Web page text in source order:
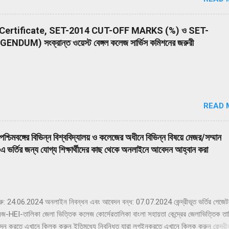
of 200 multiple-choice questions (four options with a single
and Biology (Botany & Zoology). 50 questions in each subject
and B). The duration of the Examination will be 200 minutes (03
05:20 PM (IST). Drawing from the NEP 2020, the NEET (UG) – 2024
SET-2014 CUT-OFF MARKS (%) ও SET-
সংক্রান্ত ওয়েস্ট বেঙ্গল কলেজ সার্ভিস কমিশনের জরুরী
READ
বিভিন্ন বিশ্ববিদ্যালয় ও কলেজের অধীনে বিভিন্ন বিষয়ে মেজর/সম্মান
জন্য যোগ্য শিক্ষার্থীদের কাছ থেকে অনলাইনে আবেদন আহ্বান করা
24.06.2024 অনলাইন নিবন্ধন এবং আবেদন বন্ধ: 07.07.2024 কেন্দ্রীভূত ভর্তির গেজেট
HEI-তালিকা জেলা ভিত্তিক কলেজ কোর্সেরতালিকা বাংলা সহায়তা কেন্দ্রের জেলাভিত্তিক
করতে এখানে ক্লিক করুন ইতিমধ্যে নিবন্ধিত যারা লগইনকরতে এখানে ক্লিক করুন